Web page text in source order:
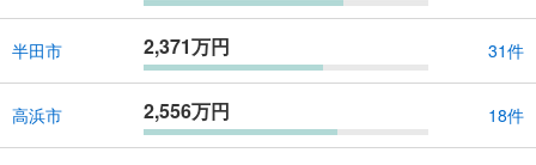
半田市 2,371万円 31件
高浜市 2,556万円 18件